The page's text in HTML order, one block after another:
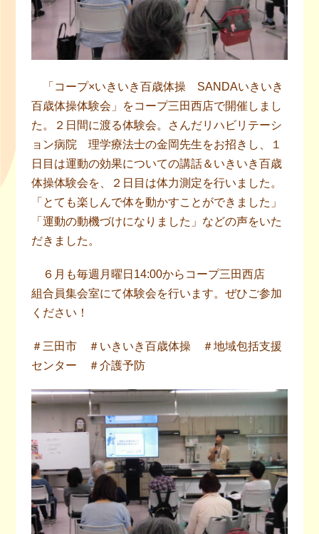
「コープ×いきいき百歳体操 SANDAいきいき
百歳体操体験会」をコープ三田西店で開催しまし
た。２日間に渡る体験会。さんだリハビリテーシ
ョン病院 理学療法士の金岡先生をお招きし、１
日目は運動の効果についての講話＆いきいき百歳
体操体験会を、２日目は体力測定を行いました。
「とても楽しんで体を動かすことができました」
「運動の動機づけになりました」などの声をいた
だきました。
６月も毎週月曜日14:00からコープ三田西店
組合員集会室にて体験会を行います。ぜひご参加
ください！
＃三田市 ＃いきいき百歳体操 ＃地域包括支援
センター ＃介護予防